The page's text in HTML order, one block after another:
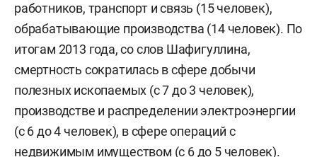
работников, транспорт и связь (15 человек),
обрабатывающие производства (14 человек). По
итогам 2013 года, со слов Шафигуллина,
смертность сократилась в сфере добычи
полезных ископаемых (с 7 до 3 человек),
производстве и распределении электроэнергии
(с 6 до 4 человек), в сфере операций с
недвижимым имуществом (с 6 до 5 человек).